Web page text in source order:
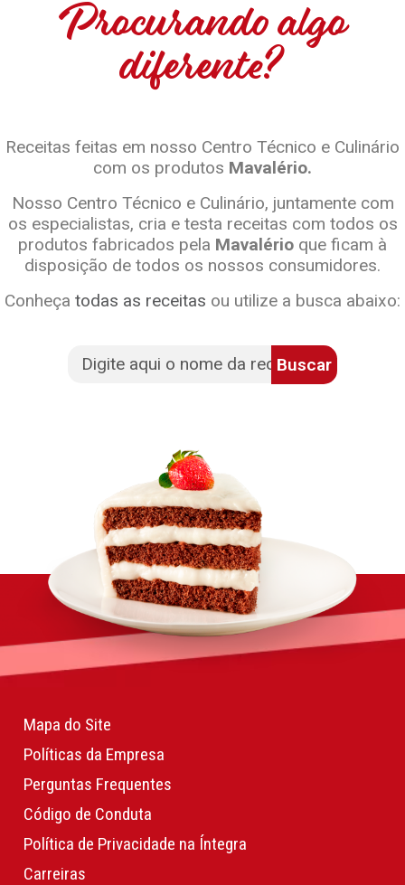
Procurando algo
diferente?
Receitas feitas em nosso Centro Técnico e Culinário
com os produtos Mavalério.
Nosso Centro Técnico e Culinário, juntamente com
os especialistas, cria e testa receitas com todos os
produtos fabricados pela Mavalério que ficam à
disposição de todos os nossos consumidores.
Conheça todas as receitas ou utilize a busca abaixo:
Buscar
Mapa do Site
Políticas da Empresa
Perguntas Frequentes
Código de Conduta
Política de Privacidade na Íntegra
Carreiras